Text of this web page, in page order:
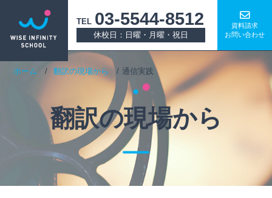
TEL 03-5544-8512
休校日：日曜・月曜・祝日
資料請求
お問い合わせ
ホーム 翻訳の現場から 通信実践
翻訳の現場から